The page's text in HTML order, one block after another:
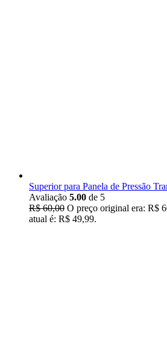
Superior para Panela de Pressão
Avaliação 5.00 de 5
R$60,00 O preço original era: R$
atual é: R$ 49,99.